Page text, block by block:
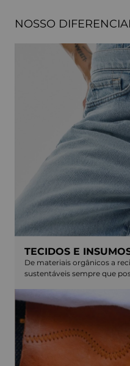
NOSSO
TECIDOS E
De materiais orgânicos a
sustentáveis sempre que